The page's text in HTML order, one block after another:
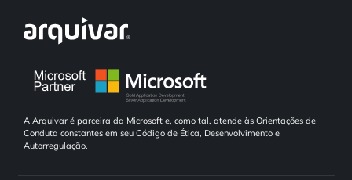
A Arquivar é parceira da Microsoft e, como tal, atende às Orientações de
Conduta constantes em seu Código de Ética, Desenvolvimento e
Autorregulação.